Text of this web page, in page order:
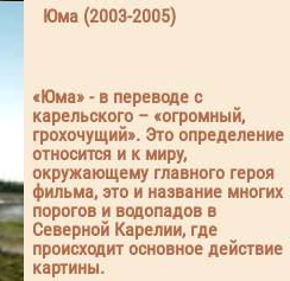
Юма (2003-2005)
«Юма» - в переводе с
карельского – «огромный,
грохочущий». Это определение
относится и к миру,
окружающему главного героя
фильма, это и название многих
порогов и водопадов в
Северной Карелии, где
происходит основное действие
картины.